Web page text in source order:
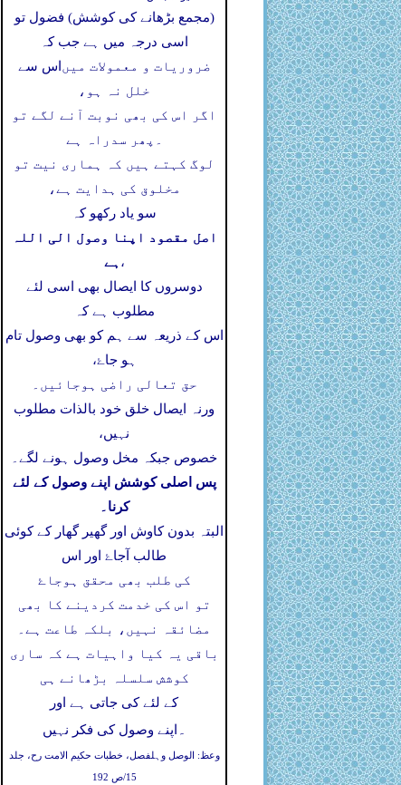
(مجمع بڑھانے کی کوشش) فضول تو
اسی درجہ میں ہے جب کہ
اس سے ضروریات و معمولات میں
خلل نہ ہو،
اگر اس کی بھی نوبت آنے لگے تو
پھر سدراہ ہے ۔
لوگ کہتے ہیں کہ ہماری نیت تو
مخلوق کی ہدایت ہے،
سو یاد رکھو کہ
اصل مقصود اپنا وصول الی اللہ
ہے ،
دوسروں کا ایصال بھی اسی لئے
مطلوب ہے کہ
اس کے ذریعہ سے ہم کو بھی وصول تام
ہو جاۓ،
حق تعالی راضی ہوجائیں۔
ورنہ ایصال خلق خود بالذات مطلوب
نہیں،
خصوص جبکہ مخل وصول ہونے لگے۔
پس اصلی کوشش اپنے وصول کے لئے
کرنا۔
البتہ بدون کاوش اور گھیر گھار کے کوئی
طالب آجاۓ اور اس
کی طلب بھی محقق ہوجاۓ
تو اس کی خدمت کردینے کا بھی
مضائقہ نہیں، بلکہ طاعت ہے۔
باقی یہ کیا واہیات ہے کہ ساری
کوشش سلسلہ بڑھانے ہی
کے لئے کی جاتی ہے اور
اپنے وصول کی فکر نہیں ۔
وعظ: الوصل وہلفصل، خطبات حکیم الامت رح، جلد
15/ص 192